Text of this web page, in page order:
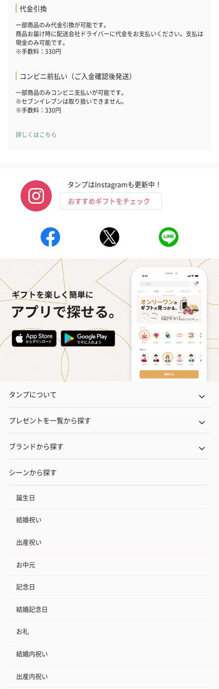
（レモン＆紅茶）（432
円）
スキンケアグッズ
（1,100円）
レープフルーツ）
（2,145円）
リラックスグッズ
リラックスグッズを同梱してお届けします。
かき氷入浴剤4点セット
（ブルー）（748円）
かき氷入浴剤4点セット
（イエロー）（748円）
バスフラワー
【Thank you
円）
ハンドタオル・ハンカチ
ンク）（1,760円）
キャンドル・お香
キャンドル・お香を同梱してお届けいたします。
代金引換
一部商品のみ代金引換が可能です。
商品お届け時に配送会社ドライバーに代金をお支払いください。支払は
現金のみ可能です。
※手数料：330円
コンビニ前払い（ご入金確認後発送）
一部商品のみコンビニ支払いが可能です。
※セブンイレブンは取り扱いできません。
※手数料：330円
詳しくはこちら
タンプはInstagramも更新中！
おすすめギフトをチェック
タンプについて
プレゼントを一覧から探す
ブランドから探す
シーンから探す
誕生日
結婚祝い
出産祝い
お中元
記念日
結婚記念日
お礼
結婚内祝い
出産内祝い